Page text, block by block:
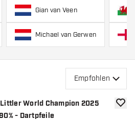
, Luke Hum
Gian van Veen
Michael van Gerwen
Empfohlen
World Champion 2025
- Dartpfeile
Zur